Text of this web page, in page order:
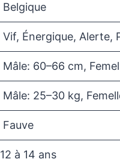
Belgique
Vif, Énergique, Alerte,
Mâle: 60–66 cm,
Mâle: 25–30 kg,
Fauve
12 à 14 ans